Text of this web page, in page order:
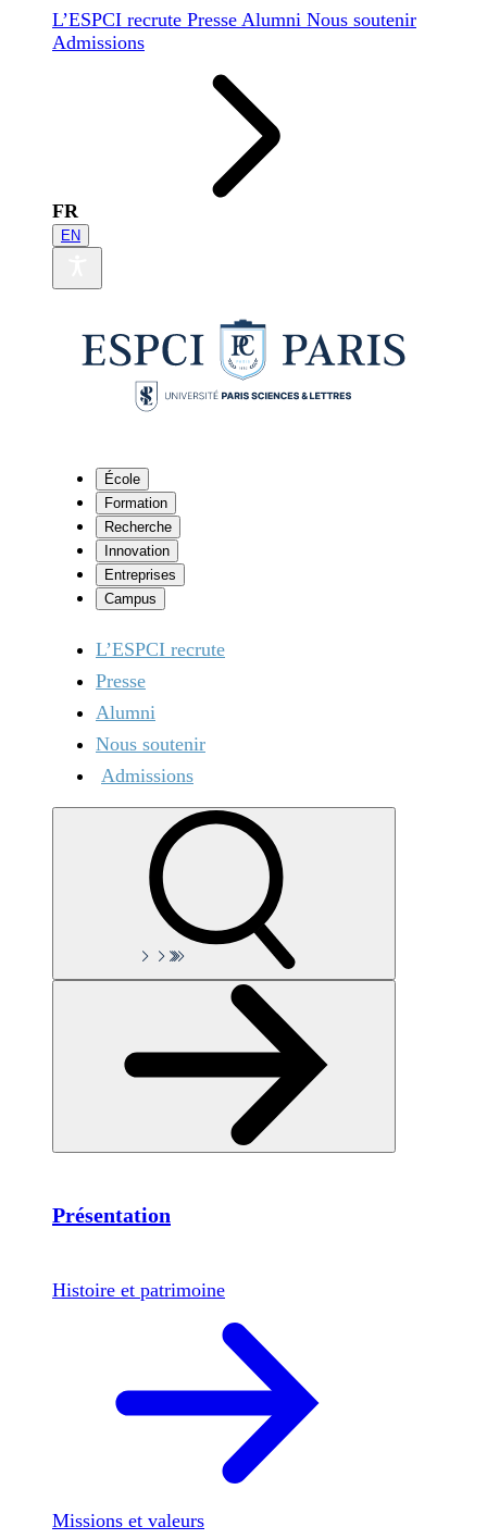
L’ESPCI recrute Presse Alumni Nous soutenir
Admissions
FR
EN
École
Formation
Recherche
Innovation
Entreprises
Campus
L’ESPCI recrute
Presse
Alumni
Nous soutenir
Admissions
Présentation
Histoire et patrimoine
Missions et valeurs